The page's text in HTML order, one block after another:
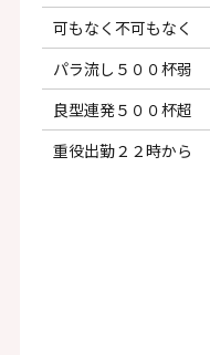
可もなく不可もなく
パラ流し５００杯弱
良型連発５００杯超
重役出勤２２時から